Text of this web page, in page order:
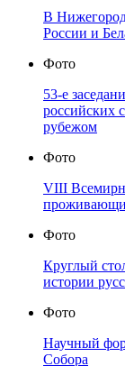
В
России и
Фото
53-е
российских
рубежом
Фото
VIII
Фото
Круглый
истории
Фото
Научный
Собора